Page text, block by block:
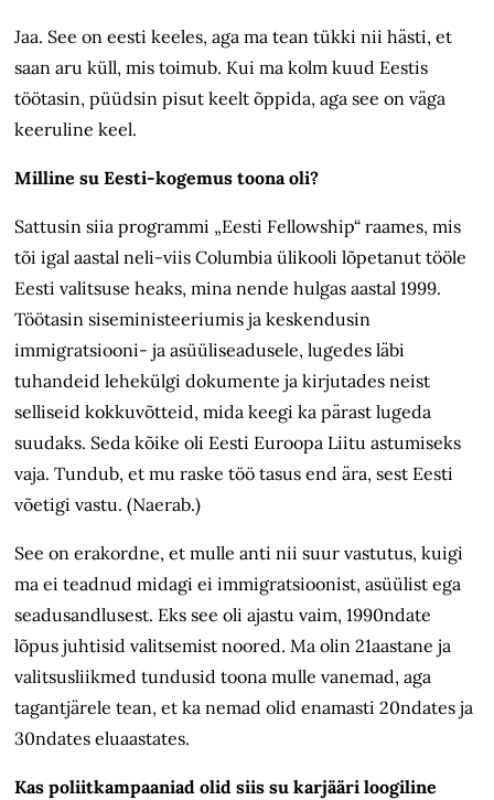
Jaa. See on eesti keeles, aga ma tean tükki nii hästi, et
saan aru küll, mis toimub. Kui ma kolm kuud Eestis
töötasin, püüdsin pisut keelt õppida, aga see on väga
keeruline keel.
Milline su Eesti-kogemus toona oli?
Sattusin siia programmi „Eesti Fellowship“ raames, mis
tõi igal aastal neli-viis Columbia ülikooli lõpetanut tööle
Eesti valitsuse heaks, mina nende hulgas aastal 1999.
Töötasin siseministeeriumis ja keskendusin
immigratsiooni- ja asüüliseadusele, lugedes läbi
tuhandeid lehekülgi dokumente ja kirjutades neist
selliseid kokkuvõtteid, mida keegi ka pärast lugeda
suudaks. Seda kõike oli Eesti Euroopa Liitu astumiseks
vaja. Tundub, et mu raske töö tasus end ära, sest Eesti
võetigi vastu. (Naerab.)
See on erakordne, et mulle anti nii suur vastutus, kuigi
ma ei teadnud midagi ei immigratsioonist, asüülist ega
seadusandlusest. Eks see oli ajastu vaim, 1990ndate
lõpus juhtisid valitsemist noored. Ma olin 21aastane ja
valitsusliikmed tundusid toona mulle vanemad, aga
tagantjärele tean, et ka nemad olid enamasti 20ndates ja
30ndates eluaastates.
Kas poliitkampaaniad olid siis su karjääri loogiline